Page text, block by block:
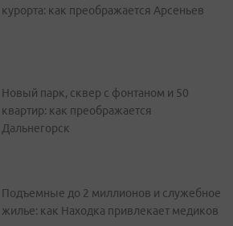
курорта: как преображается Арсеньев
Новый парк, сквер с фонтаном и 50
квартир: как преображается
Дальнегорск
Подъемные до 2 миллионов и служебное
жилье: как Находка привлекает медиков